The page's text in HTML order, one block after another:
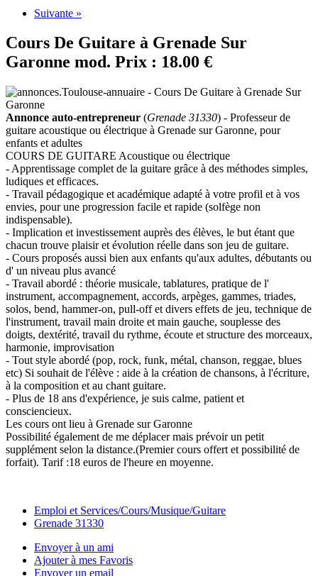
Suivante »
Cours De Guitare à Grenade Sur
Garonne mod. Prix : 18.00 €
Annonce auto-entrepreneur (Grenade 31330) - Professeur de
guitare acoustique ou électrique à Grenade sur Garonne, pour
enfants et adultes
COURS DE GUITARE Acoustique ou électrique
- Apprentissage complet de la guitare grâce à des méthodes simples,
ludiques et efficaces.
- Travail pédagogique et académique adapté à votre profil et à vos
envies, pour une progression facile et rapide (solfège non
indispensable).
- Implication et investissement auprès des élèves, le but étant que
chacun trouve plaisir et évolution réelle dans son jeu de guitare.
- Cours proposés aussi bien aux enfants qu'aux adultes, débutants ou
d' un niveau plus avancé
- Travail abordé : théorie musicale, tablatures, pratique de l'
instrument, accompagnement, accords, arpèges, gammes, triades,
solos, bend, hammer-on, pull-off et divers effets de jeu, technique de
l'instrument, travail main droite et main gauche, souplesse des
doigts, dextérité, travail du rythme, écoute et structure des morceaux,
harmonie, improvisation
- Tout style abordé (pop, rock, funk, métal, chanson, reggae, blues
etc) Si souhait de l'élève : aide à la création de chansons, à l'écriture,
à la composition et au chant guitare.
- Plus de 18 ans d'expérience, je suis calme, patient et
consciencieux.
Les cours ont lieu à Grenade sur Garonne
Possibilité également de me déplacer mais prévoir un petit
supplément selon la distance.(Premier cours offert et possibilité de
forfait). Tarif :18 euros de l'heure en moyenne.
Emploi et Services/Cours/Musique/Guitare
Grenade 31330
Envoyer à un ami
Ajouter à mes Favoris
Envoyer un email